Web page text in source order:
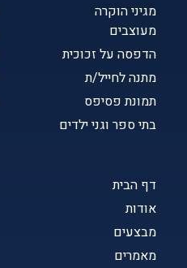
דף הבית
אודות
מבצעים
מאמרים
מגיני הוקרה
מעוצבים
הדפסה על זכוכית
מתנה לחייל/ת
תמונת פסיפס
בתי ספר וגני ילדים